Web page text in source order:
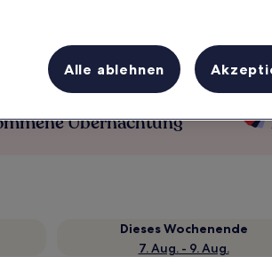
Übernachtung
Dieses Wochenende
7. Aug. - 9. Aug.
Alle ablehnen